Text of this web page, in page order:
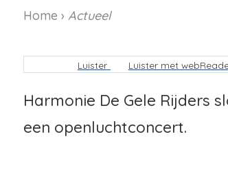
Kruimelpad
Home Actueel
Luister Luister met
Harmonie De Gele Rijders
een openluchtconcert.